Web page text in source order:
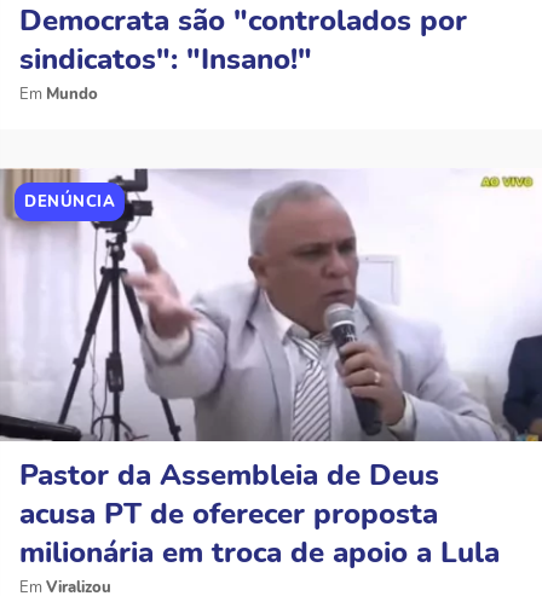
Democrata são "controlados por
sindicatos": "Insano!"
Mundo
DENÚNCIA
Pastor da Assembleia de Deus
acusa PT de oferecer proposta
milionária em troca de apoio a Lula
Viralizou